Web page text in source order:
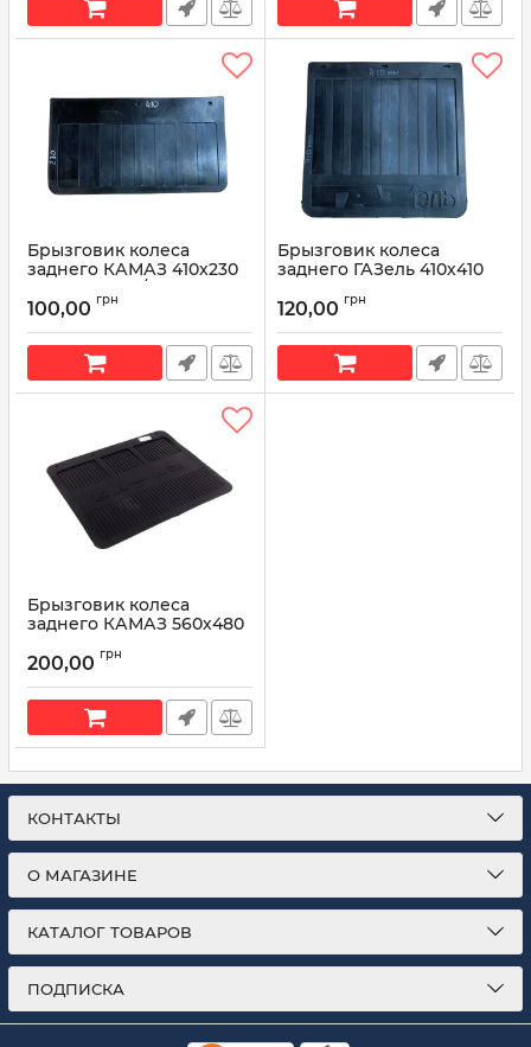
Брызговик колеса
заднего КАМАЗ 410х230
3302-8404310/11
Артикул: 3302-8404310/11
100,00 грн
Брызговик колеса
заднего ГАЗель 410х410
Артикул: 3302-8511188-10
120,00 грн
Брызговик колеса
заднего КАМАЗ 560х480
Украина)
Артикул: 5320-8511084
200,00 грн
КОНТАКТЫ
О МАГАЗИНЕ
КАТАЛОГ ТОВАРОВ
ПОДПИСКА